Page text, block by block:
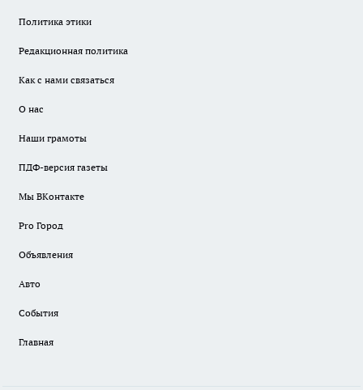
Политика этики
Редакционная политика
Как с нами связаться
О нас
Наши грамоты
ПДФ-версия газеты
Мы ВКонтакте
Pro Город
Объявления
Авто
События
Главная